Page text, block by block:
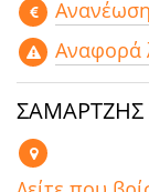
Αναφορά
ΣΑΜΑΡΤΖΗΣ